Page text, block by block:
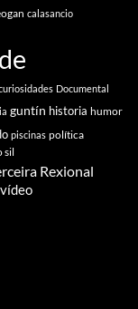
calasancio
Documental
guntín historia humor
piscinas política
sil
Rexional
vídeo